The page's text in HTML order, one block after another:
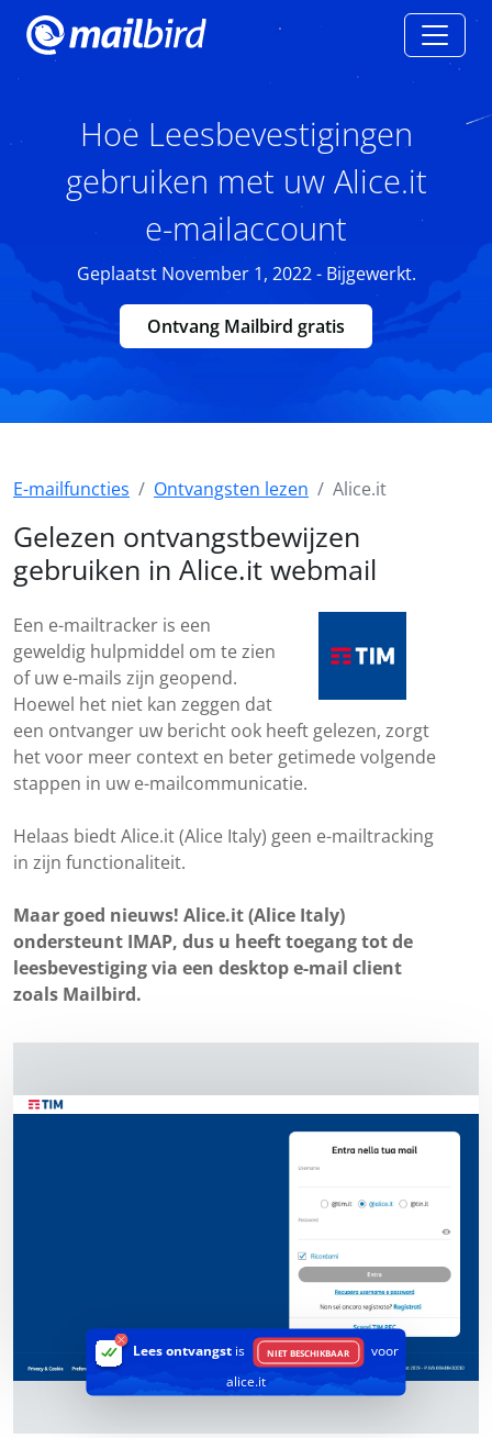
Hoe Leesbevestigingen
gebruiken met uw Alice.it
e-mailaccount
Geplaatst November 1, 2022 - Bijgewerkt.
Ontvang Mailbird gratis
E-mailfuncties Ontvangsten lezen Alice.it
Gelezen ontvangstbewijzen
gebruiken in Alice.it webmail
Een e-mailtracker is een
geweldig hulpmiddel om te zien
of uw e-mails zijn geopend.
Hoewel het niet kan zeggen dat
een ontvanger uw bericht ook heeft gelezen, zorgt
het voor meer context en beter getimede volgende
stappen in uw e-mailcommunicatie.
Helaas biedt Alice.it (Alice Italy) geen e-mailtracking
in zijn functionaliteit.
Maar goed nieuws! Alice.it (Alice Italy)
ondersteunt IMAP, dus u heeft toegang tot de
leesbevestiging via een desktop e-mail client
zoals Mailbird.
Lees ontvangst is NIET BESCHIKBAAR
voor
alice.it